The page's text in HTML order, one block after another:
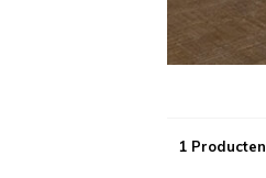
1 Producten